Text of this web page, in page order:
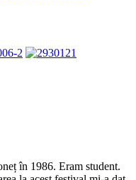
în 1986. Eram student.